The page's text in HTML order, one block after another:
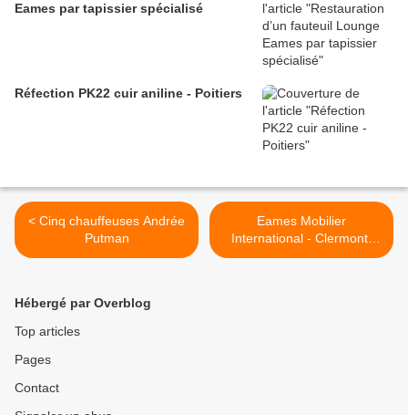
Eames par tapissier spécialisé
Réfection PK22 cuir aniline - Poitiers
< Cinq chauffeuses Andrée
Putman
Eames Mobilier
International - Clermont-
Ferrand >
Hébergé par Overblog
Top articles
Pages
Contact